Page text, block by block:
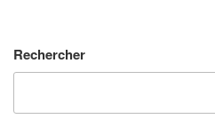
Rechercher